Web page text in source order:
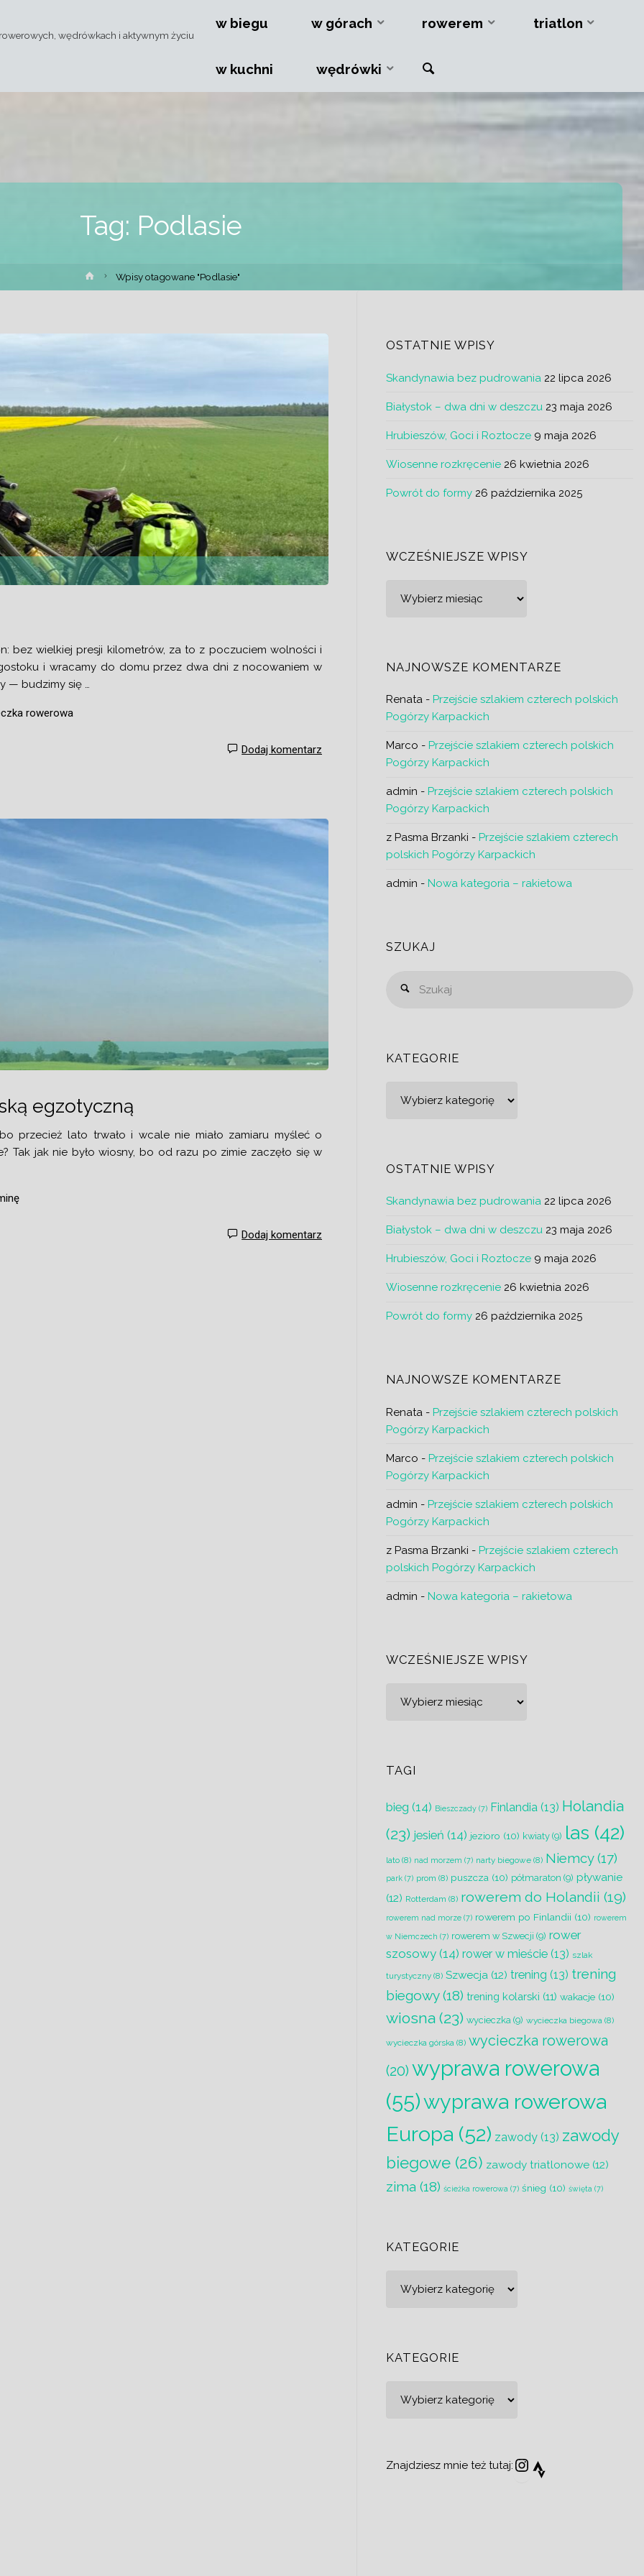
wędrówkach i aktywnym życiu
Przejdź
treści
w biegu w górach rowerem triatlon
w kuchni wędrówki
Tag: Podlasie
Strona
główna
Wpisy otagowane "Podlasie"
bez wielkiej presji kilometrów, za to z poczuciem wolności i
i wracamy do domu przez dwa dni z nocowaniem w
— budzimy się …
rowerowa
Dodaj komentarz
egzotyczną
przecież lato trwało i wcale nie miało zamiaru myśleć o
Tak jak nie było wiosny, bo od razu po zimie zaczęło się w
Dodaj komentarz
OSTATNIE WPISY
Skandynawia bez pudrowania 22 lipca 2026
Białystok – dwa dni w deszczu 23 maja 2026
Hrubieszów, Goci i Roztocze 9 maja 2026
Wiosenne rozkręcenie 26 kwietnia 2026
Powrót do formy 26 października 2025
WCZEŚNIEJSZE WPISY
wpisy
NAJNOWSZE KOMENTARZE
Renata -Przejście szlakiem czterech polskich
Pogórzy Karpackich
Marco -Przejście szlakiem czterech polskich
Pogórzy Karpackich
admin -Przejście szlakiem czterech polskich
Pogórzy Karpackich
z Pasma Brzanki -Przejście szlakiem czterech
polskich Pogórzy Karpackich
admin -Nowa kategoria – rakietowa
SZUKAJ
Szukaj
KATEGORIE
OSTATNIE WPISY
Skandynawia bez pudrowania 22 lipca 2026
Białystok – dwa dni w deszczu 23 maja 2026
Hrubieszów, Goci i Roztocze 9 maja 2026
Wiosenne rozkręcenie 26 kwietnia 2026
Powrót do formy 26 października 2025
NAJNOWSZE KOMENTARZE
Renata -Przejście szlakiem czterech polskich
Pogórzy Karpackich
Marco -Przejście szlakiem czterech polskich
Pogórzy Karpackich
admin -Przejście szlakiem czterech polskich
Pogórzy Karpackich
z Pasma Brzanki -Przejście szlakiem czterech
polskich Pogórzy Karpackich
admin -Nowa kategoria – rakietowa
WCZEŚNIEJSZE WPISY
wpisy
TAGI
bieg (14) Bieszczady (7) Finlandia (13) Holandia
(23) jesień (14) jezioro (10) kwiaty (9) las (42)
lato (8) nad morzem (7) narty biegowe (8) Niemcy(17)
park (7) prom (8) puszcza (10) półmaraton (9) pływanie
(12) Rotterdam (8) rowerem do Holandii (19)
rowerem nad morze (7) rowerem po Finlandii (10) rowerem
w Niemczech (7) rowerem w Szwecji (9) rower
szosowy (14) rower w mieście (13) szlak
turystyczny (8) Szwecja (12) trening (13) trening
biegowy(18) trening kolarski (11) wakacje (10)
wiosna (23) wycieczka (9) wycieczka biegowa (8)
wycieczka górska (8) wycieczka rowerowa
(20) wyprawa rowerowa
(55)wyprawa rowerowa
Europa (52) zawody (13) zawody
biegowe (26) zawody triatlonowe (12)
zima (18) ścieżka rowerowa (7) śnieg (10) święta (7)
KATEGORIE
KATEGORIE
Znajdziesz mnie też tutaj: Instagram
Strava